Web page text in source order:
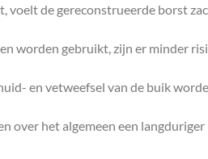
voelt de gereconstrueerde borst
worden gebruikt, zijn er minder
en vetweefsel van de buik
over het algemeen een